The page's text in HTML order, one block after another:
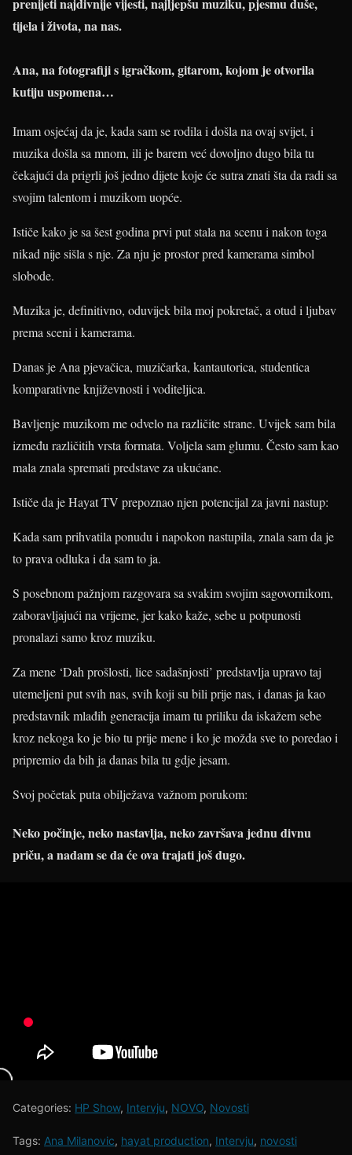
prenijeti najdivnije vijesti, najljepšu muziku, pjesmu duše,
tijela i života, na nas.
Ana, na fotografiji s igračkom, gitarom, kojom je otvorila
kutiju uspomena…
Imam osjećaj da je, kada sam se rodila i došla na ovaj svijet, i
muzika došla sa mnom, ili je barem već dovoljno dugo bila tu
čekajući da prigrli još jedno dijete koje će sutra znati šta da radi sa
svojim talentom i muzikom uopće.
Ističe kako je sa šest godina prvi put stala na scenu i nakon toga
nikad nije sišla s nje. Za nju je prostor pred kamerama simbol
slobode.
Muzika je, definitivno, oduvijek bila moj pokretač, a otud i ljubav
prema sceni i kamerama.
Danas je Ana pjevačica, muzičarka, kantautorica, studentica
komparativne književnosti i voditeljica.
Bavljenje muzikom me odvelo na različite strane. Uvijek sam bila
između različitih vrsta formata. Voljela sam glumu. Često sam kao
mala znala spremati predstave za ukućane.
Ističe da je Hayat TV prepoznao njen potencijal za javni nastup:
Kada sam prihvatila ponudu i napokon nastupila, znala sam da je
to prava odluka i da sam to ja.
S posebnom pažnjom razgovara sa svakim svojim sagovornikom,
zaboravljajući na vrijeme, jer kako kaže, sebe u potpunosti
pronalazi samo kroz muziku.
Za mene ‘Dah prošlosti, lice sadašnjosti’ predstavlja upravo taj
utemeljeni put svih nas, svih koji su bili prije nas, i danas ja kao
predstavnik mlađih generacija imam tu priliku da iskažem sebe
kroz nekoga ko je bio tu prije mene i ko je možda sve to poredao i
pripremio da bih ja danas bila tu gdje jesam.
Svoj početak puta obilježava važnom porukom:
Neko počinje, neko nastavlja, neko završava jednu divnu
priču, a nadam se da će ova trajati još dugo.
Categories: HP Show, Intervju, NOVO, Novosti
Tags: Ana Milanovic, hayat production, Intervju, novosti